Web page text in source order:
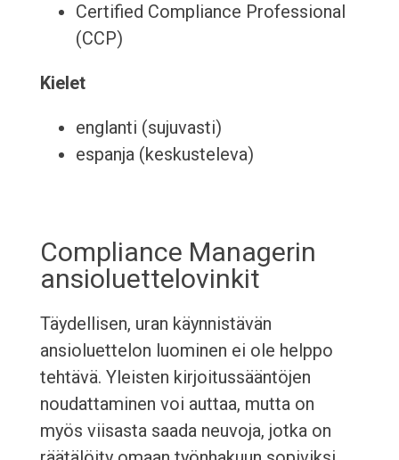
Certified Compliance Professional
(CCP)
Kielet
englanti (sujuvasti)
espanja (keskusteleva)
Compliance Managerin
ansioluettelovinkit
Täydellisen, uran käynnistävän
ansioluettelon luominen ei ole helppo
tehtävä. Yleisten kirjoitussääntöjen
noudattaminen voi auttaa, mutta on
myös viisasta saada neuvoja, jotka on